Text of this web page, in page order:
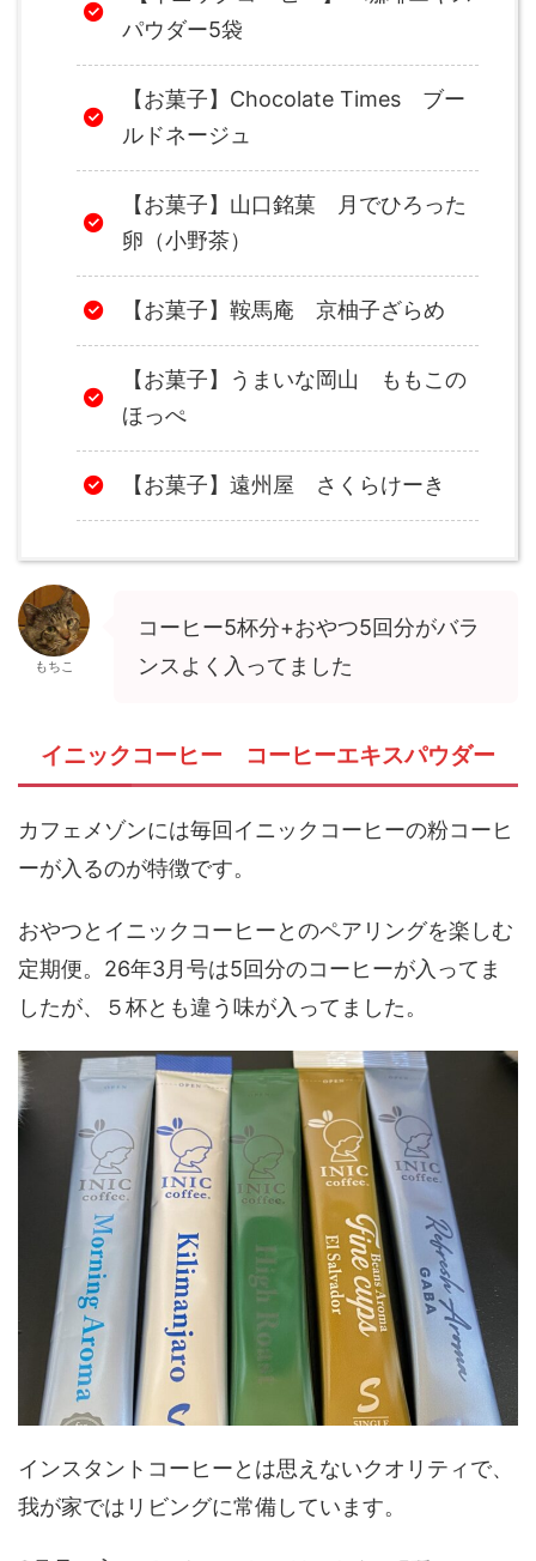
パウダー5袋
【お菓子】Chocolate Times ブー
ルドネージュ
【お菓子】山口銘菓 月でひろった
卵（小野茶）
【お菓子】鞍馬庵 京柚子ざらめ
【お菓子】うまいな岡山 ももこの
ほっぺ
【お菓子】遠州屋 さくらけーき
もちこ
コーヒー5杯分+おやつ5回分がバラ
ンスよく入ってました
イニックコーヒー コーヒーエキスパウダー
カフェメゾンには毎回イニックコーヒーの粉コーヒ
ーが入るのが特徴です。
おやつとイニックコーヒーとのペアリングを楽しむ
定期便。26年3月号は5回分のコーヒーが入ってま
したが、５杯とも違う味が入ってました。
インスタントコーヒーとは思えないクオリティで、
我が家ではリビングに常備しています。